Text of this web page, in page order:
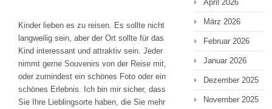
Kinder lieben es zu reisen. Es sollte nicht
langweilig sein, aber der Ort sollte für das
Kind interessant und attraktiv sein. Jeder
nimmt gerne Souvenirs von der Reise mit,
oder zumindest ein schönes Foto oder ein
schönes Erlebnis. Ich bin mir sicher, dass
Sie Ihre Lieblingsorte haben, die Sie mehr
April 2026
März 2026
Februar 2026
Januar 2026
Dezember 2025
November 2025